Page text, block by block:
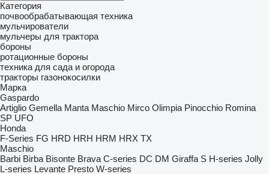
Категория
почвообрабатывающая техника
мульчирователи
мульчеры для трактора
бороны
ротационные бороны
техника для сада и огорода
тракторы газонокосилки
Марка
Gaspardo
Artiglio Gemella Manta Maschio Mirco Olimpia Pinocchio Romina
SP UFO
Honda
F-Series FG HRD HRH HRM HRX TX
Maschio
Barbi Birba Bisonte Brava C-series DC DM Giraffa S H-series Jolly
L-series Levante Presto W-series